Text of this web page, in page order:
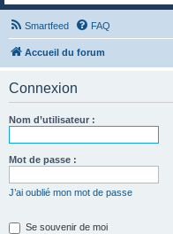
Smartfeed FAQ
Accueil du forum
Connexion
Nom d’utilisateur :
Mot de passe :
J’ai oublié mon mot de passe
Se souvenir de moi